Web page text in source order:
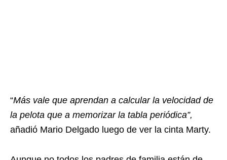
“Más vale que aprendan a calcular la velocidad de
la pelota que a memorizar la tabla periódica”,
añadió Mario Delgado luego de ver la cinta Marty.